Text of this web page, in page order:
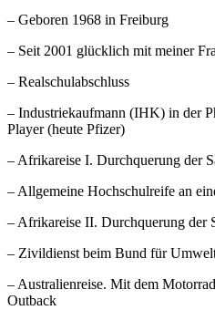
– Geboren 1968 in Freiburg
– Seit 2001 glücklich mit meiner
– Realschulabschluss
– Industriekaufmann (IHK) in der
Player (heute Pfizer)
– Afrikareise I. Durchquerung der
– Allgemeine Hochschulreife an
– Afrikareise II. Durchquerung der
– Zivildienst beim Bund für
– Australienreise. Mit dem
Outback